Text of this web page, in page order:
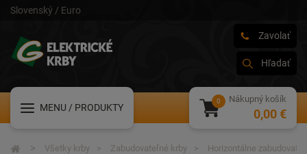
Slovenský / Euro
Zavolať
Hľadať
MENU / PRODUKTY
Nákupný košík
0,00 €
Všetky krby Zabudovateľné krby Horizontálne